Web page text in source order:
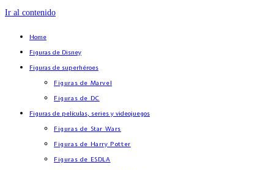
Ir al contenido
Home
Figuras de Disney
Figuras de superhéroes
Figuras de Marvel
Figuras de DC
Figuras de películas, series y videojuegos
Figuras de Star Wars
Figuras de Harry Potter
Figuras de ESDLA